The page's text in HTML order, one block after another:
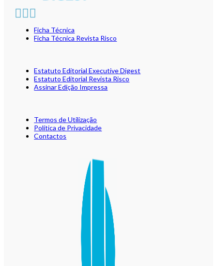
Ficha Técnica
Ficha Técnica Revista Risco
Estatuto Editorial Executive Digest
Estatuto Editorial Revista Risco
Assinar Edição Impressa
Termos de Utilização
Política de Privacidade
Contactos